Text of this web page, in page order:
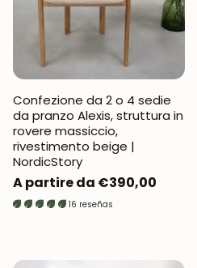
Confezione da 2 o 4 sedie
da pranzo Alexis, struttura in
rovere massiccio,
rivestimento beige |
NordicStory
Prezzo
normale
A partire da €390,00
16 reseñas